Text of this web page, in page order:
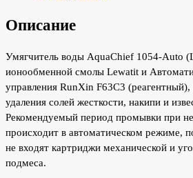
Описание
Умягчитель воды AquaChief 1054-Auto
ионообменной смолы Lewatit и
управления RunXin F63С3
удаления солей жесткости, накипи и
Рекомендуемый период промывки при
происходит в автоматическом режиме,
не входят картриджи механической и
подмеса.